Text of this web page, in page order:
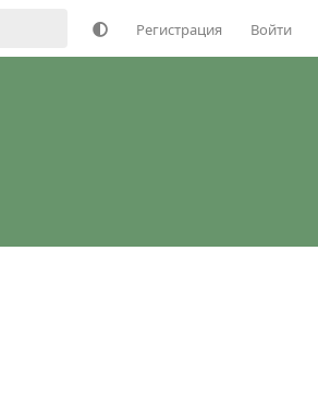
Регистрация Войти